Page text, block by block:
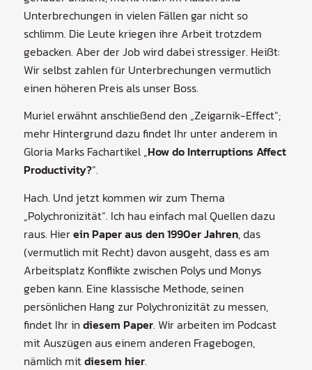
Unterbrechungen in vielen Fällen gar nicht so
schlimm. Die Leute kriegen ihre Arbeit trotzdem
gebacken. Aber der Job wird dabei stressiger. Heißt:
Wir selbst zahlen für Unterbrechungen vermutlich
einen höheren Preis als unser Boss.
Muriel erwähnt anschließend den „Zeigarnik-Effect“;
mehr Hintergrund dazu findet Ihr unter anderem in
Gloria Marks Fachartikel „How do Interruptions Affect
Productivity?“.
Hach. Und jetzt kommen wir zum Thema
„Polychronizität“. Ich hau einfach mal Quellen dazu
raus. Hierein Paper aus den 1990er Jahren, das
(vermutlich mit Recht) davon ausgeht, dass es am
Arbeitsplatz Konflikte zwischen Polys und Monys
geben kann. Eine klassische Methode, seinen
persönlichen Hang zur Polychronizität zu messen,
findet Ihr in diesem Paper. Wir arbeiten im Podcast
mit Auszügen aus einem anderen Fragebogen,
nämlich mitdiesem hier.